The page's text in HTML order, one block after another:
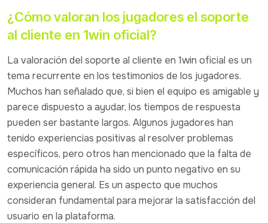
¿Cómo valoran los jugadores el soporte
al cliente en 1win oficial?
La valoración del soporte al cliente en 1win oficial es un
tema recurrente en los testimonios de los jugadores.
Muchos han señalado que, si bien el equipo es amigable y
parece dispuesto a ayudar, los tiempos de respuesta
pueden ser bastante largos. Algunos jugadores han
tenido experiencias positivas al resolver problemas
específicos, pero otros han mencionado que la falta de
comunicación rápida ha sido un punto negativo en su
experiencia general. Es un aspecto que muchos
consideran fundamental para mejorar la satisfacción del
usuario en la plataforma.